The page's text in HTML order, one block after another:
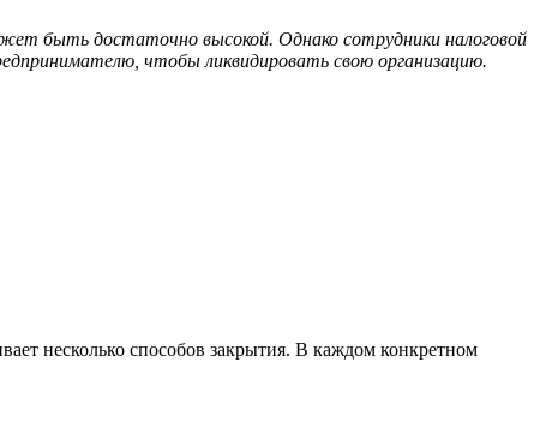
быть достаточно высокой. Однако сотрудники налоговой
чтобы ликвидировать свою организацию.
несколько способов закрытия. В каждом конкретном